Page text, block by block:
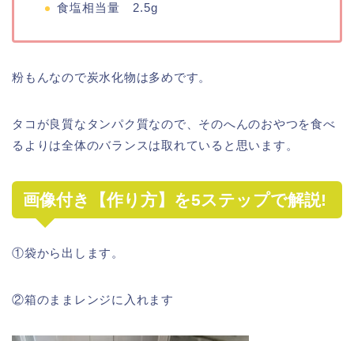
食塩相当量 2.5g
粉もんなので炭水化物は多めです。
タコが良質なタンパク質なので、そのへんのおやつを食べ
るよりは全体のバランスは取れていると思います。
画像付き【作り方】を5ステップで解説!
①袋から出します。
②箱のままレンジに入れます